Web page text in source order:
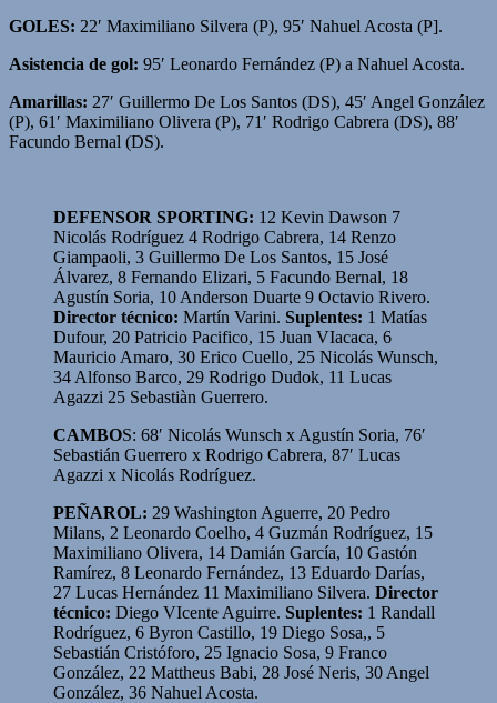
GOLES: 22′ Maximiliano Silvera (P), 95′ Nahuel Acosta (P].
Asistencia de gol: 95′ Leonardo Fernández (P) a Nahuel Acosta.
Amarillas: 27′ Guillermo De Los Santos (DS), 45′ Angel González
(P), 61′ Maximiliano Olivera (P), 71′ Rodrigo Cabrera (DS), 88′
Facundo Bernal (DS).
DEFENSOR SPORTING: 12 Kevin Dawson 7
Nicolás Rodríguez 4 Rodrigo Cabrera, 14 Renzo
Giampaoli, 3 Guillermo De Los Santos, 15 José
Álvarez, 8 Fernando Elizari, 5 Facundo Bernal, 18
Agustín Soria, 10 Anderson Duarte 9 Octavio Rivero.
Director técnico: Martín Varini. Suplentes: 1 Matías
Dufour, 20 Patricio Pacifico, 15 Juan VIacaca, 6
Mauricio Amaro, 30 Erico Cuello, 25 Nicolás Wunsch,
34 Alfonso Barco, 29 Rodrigo Dudok, 11 Lucas
Agazzi 25 Sebastiàn Guerrero.
CAMBOS: 68′ Nicolás Wunsch x Agustín Soria, 76′
Sebastián Guerrero x Rodrigo Cabrera, 87′ Lucas
Agazzi x Nicolás Rodríguez.
PEÑAROL: 29 Washington Aguerre, 20 Pedro
Milans, 2 Leonardo Coelho, 4 Guzmán Rodríguez, 15
Maximiliano Olivera, 14 Damián García, 10 Gastón
Ramírez, 8 Leonardo Fernández, 13 Eduardo Darías,
27 Lucas Hernández 11 Maximiliano Silvera. Director
técnico: Diego VIcente Aguirre. Suplentes: 1 Randall
Rodríguez, 6 Byron Castillo, 19 Diego Sosa,, 5
Sebastián Cristóforo, 25 Ignacio Sosa, 9 Franco
González, 22 Mattheus Babi, 28 José Neris, 30 Angel
González, 36 Nahuel Acosta.